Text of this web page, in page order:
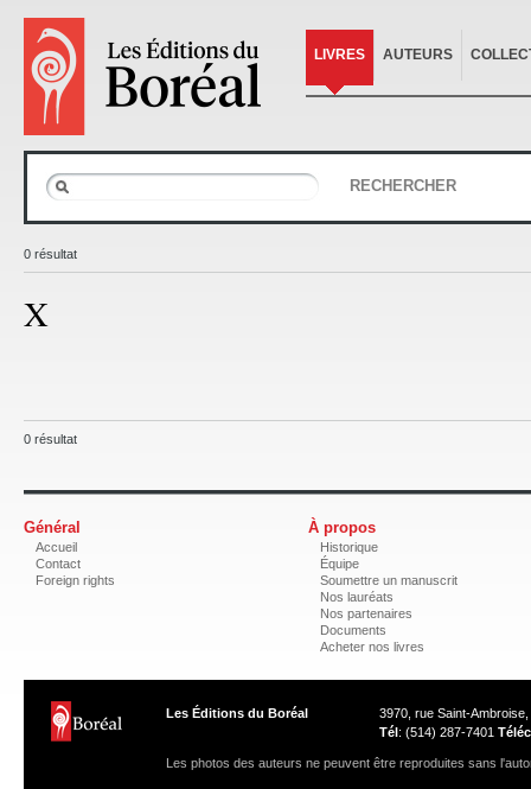
LIVRES AUTEURS
RECHERCHER
0 résultat
X
0 résultat
Général
Accueil
Contact
Foreign rights
À propos
Historique
Équipe
Soumettre un manuscrit
Nos lauréats
Nos partenaires
Documents
Acheter nos livres
Les Éditions du Boréal
3970, rue Saint-
Tél: (514) 287-7401 Téléc
Les photos des auteurs ne peuvent être reproduites sans